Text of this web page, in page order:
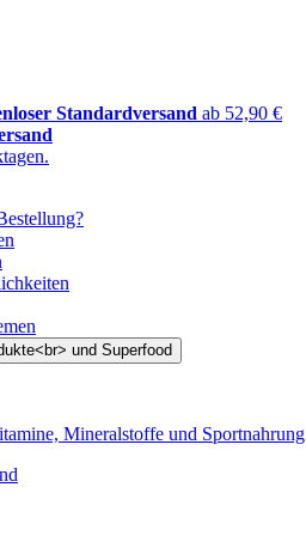
Standardversand ab 52,90 €
Mineralstoffe und Sportnahrung